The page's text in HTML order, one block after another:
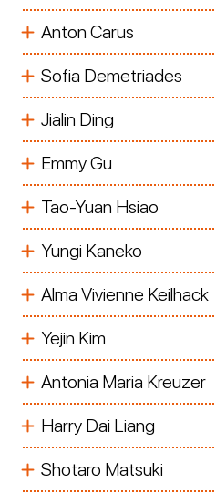
Anton Carus
Sofia Demetriades
Jialin Ding
Emmy Gu
Tao-Yuan Hsiao
Yungi Kaneko
Alma Vivienne Keilhack
Yejin Kim
Antonia Maria Kreuzer
Harry Dai Liang
Shotaro Matsuki